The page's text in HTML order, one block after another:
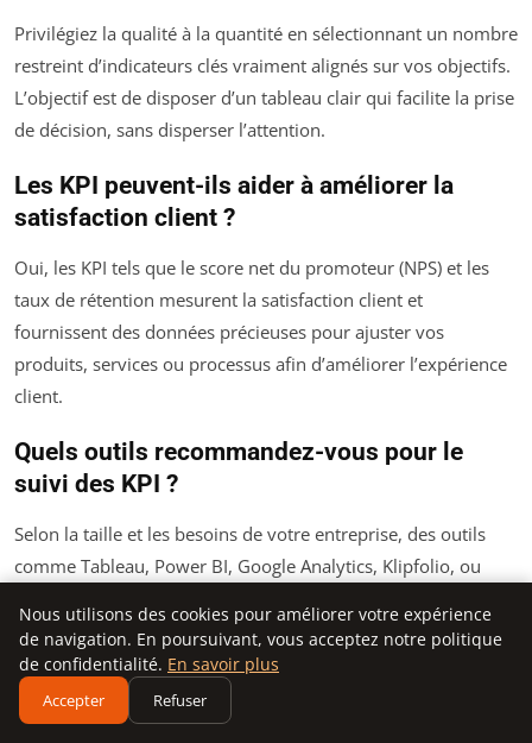
Privilégiez la qualité à la quantité en sélectionnant un nombre
restreint d’indicateurs clés vraiment alignés sur vos objectifs.
L’objectif est de disposer d’un tableau clair qui facilite la prise
de décision, sans disperser l’attention.
Les KPI peuvent-ils aider à améliorer la
satisfaction client ?
Oui, les KPI tels que le score net du promoteur (NPS) et les
taux de rétention mesurent la satisfaction client et
fournissent des données précieuses pour ajuster vos
produits, services ou processus afin d’améliorer l’expérience
client.
Quels outils recommandez-vous pour le
suivi des KPI ?
Selon la taille et les besoins de votre entreprise, des outils
comme Tableau, Power BI, Google Analytics, Klipfolio, ou
pour des solutions qui offrent une collecte fiable des données
et une visualisation claire.
Nous utilisons des cookies pour améliorer votre expérience
de navigation. En poursuivant, vous acceptez notre politique
de confidentialité. En savoir plus
Accepter Refuser